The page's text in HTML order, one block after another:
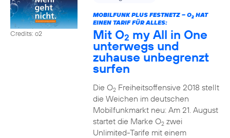
Credits: o2
MOBILFUNK PLUS FESTNETZ – O2HAT
EINEN TARIF FÜR ALLES:
Mit O2 my All in One
unterwegs und
zuhause unbegrenzt
surfen
Die O2Freiheitsoffensive 2018 stellt
die Weichen im deutschen
Mobilfunkmarkt neu: Am 21. August
startet die Marke O2zwei
Unlimited-Tarife mit einem